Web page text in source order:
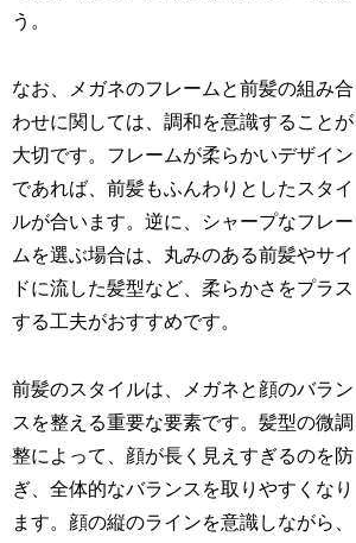
う。
なお、メガネのフレームと前髪の組み合
わせに関しては、調和を意識することが
大切です。フレームが柔らかいデザイン
であれば、前髪もふんわりとしたスタイ
ルが合います。逆に、シャープなフレー
ムを選ぶ場合は、丸みのある前髪やサイ
ドに流した髪型など、柔らかさをプラス
する工夫がおすすめです。
前髪のスタイルは、メガネと顔のバラン
スを整える重要な要素です。髪型の微調
整によって、顔が長く見えすぎるのを防
ぎ、全体的なバランスを取りやすくなり
ます。顔の縦のラインを意識しながら、